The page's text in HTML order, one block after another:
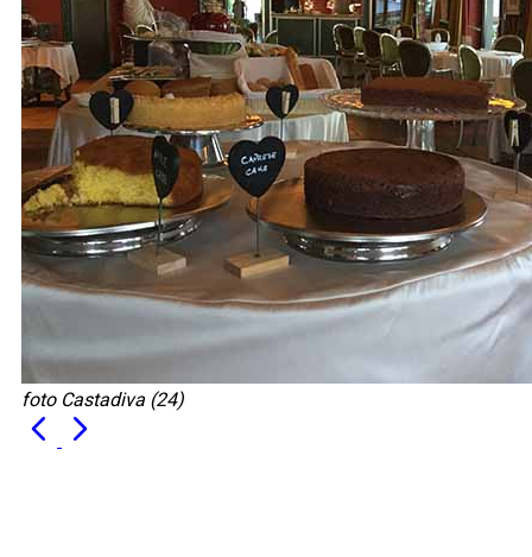
foto Castadiva (24)